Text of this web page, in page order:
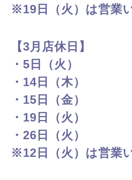
※19日（火）は営業
【3月店休日】
・5日（火）
・14日（木）
・15日（金）
・19日（火）
・26日（火）
※12日（火）は営業